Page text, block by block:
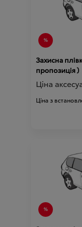
Захисна плівка на дах (
пропозиція )
Ціна
Ціна з